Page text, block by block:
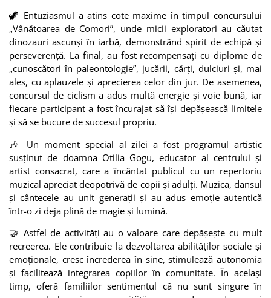
🦖 Entuziasmul a atins cote maxime în timpul concursului
„Vânătoarea de Comori”, unde micii exploratori au căutat
dinozauri ascunși în iarbă, demonstrând spirit de echipă și
perseverență. La final, au fost recompensați cu diplome de
„cunoscători în paleontologie”, jucării, cărți, dulciuri și, mai
ales, cu aplauzele și aprecierea celor din jur. De asemenea,
concursul de ciclism a adus multă energie și voie bună, iar
fiecare participant a fost încurajat să își depășească limitele
și să se bucure de succesul propriu.
🎶 Un moment special al zilei a fost programul artistic
susținut de doamna Otilia Gogu, educator al centrului și
artist consacrat, care a încântat publicul cu un repertoriu
muzical apreciat deopotrivă de copii și adulți. Muzica, dansul
și cântecele au unit generații și au adus emoție autentică
într-o zi deja plină de magie și lumină.
🤝 Astfel de activități au o valoare care depășește cu mult
recreerea. Ele contribuie la dezvoltarea abilităților sociale și
emoționale, cresc încrederea în sine, stimulează autonomia
și facilitează integrarea copiilor în comunitate. În același
timp, oferă familiilor sentimentul că nu sunt singure în